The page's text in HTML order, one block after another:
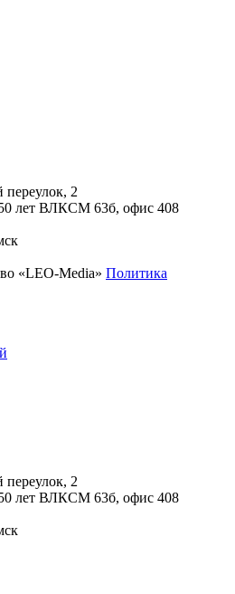
переулок, 2
лет ВЛКСМ 63б, офис 408
«LEO-Media» Политика
переулок, 2
лет ВЛКСМ 63б, офис 408